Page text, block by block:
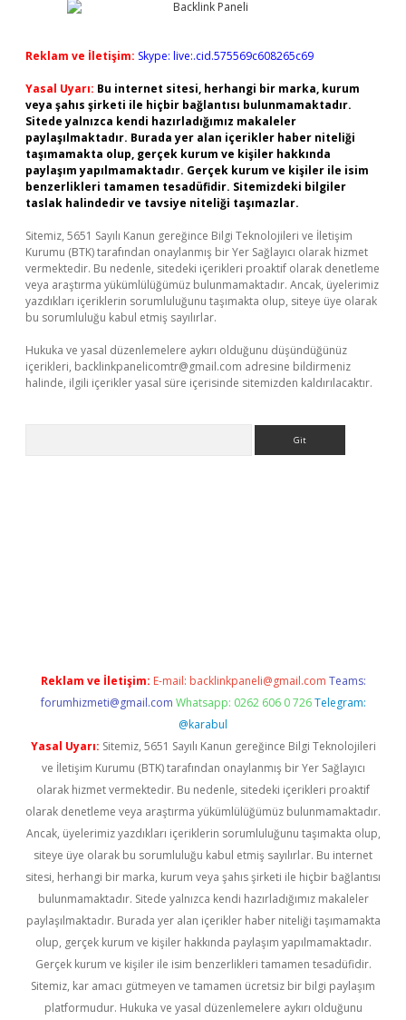
Reklam ve İletişim: Skype: live:.cid.575569c608265c69
Yasal Uyarı: Bu internet sitesi, herhangi bir marka, kurum
veya şahıs şirketi ile hiçbir bağlantısı bulunmamaktadır.
Sitede yalnızca kendi hazırladığımız makaleler
paylaşılmaktadır. Burada yer alan içerikler haber niteliği
taşımamakta olup, gerçek kurum ve kişiler hakkında
paylaşım yapılmamaktadır. Gerçek kurum ve kişiler ile isim
benzerlikleri tamamen tesadüfidir. Sitemizdeki bilgiler
taslak halindedir ve tavsiye niteliği taşımazlar.
Sitemiz, 5651 Sayılı Kanun gereğince Bilgi Teknolojileri ve İletişim
Kurumu (BTK) tarafından onaylanmış bir Yer Sağlayıcı olarak hizmet
vermektedir. Bu nedenle, sitedeki içerikleri proaktif olarak denetleme
veya araştırma yükümlülüğümüz bulunmamaktadır. Ancak, üyelerimiz
yazdıkları içeriklerin sorumluluğunu taşımakta olup, siteye üye olarak
bu sorumluluğu kabul etmiş sayılırlar.
Hukuka ve yasal düzenlemelere aykırı olduğunu düşündüğünüz
içerikleri, backlinkpanelicomtr@gmail.com adresine bildirmeniz
halinde, ilgili içerikler yasal süre içerisinde sitemizden kaldırılacaktır.
Reklam ve İletişim: E-mail: backlinkpaneli@gmail.com Teams:
forumhizmeti@gmail.com Whatsapp: 0262 606 0 726 Telegram:
@karabul
Yasal Uyarı: Sitemiz, 5651 Sayılı Kanun gereğince Bilgi Teknolojileri
ve İletişim Kurumu (BTK) tarafından onaylanmış bir Yer Sağlayıcı
olarak hizmet vermektedir. Bu nedenle, sitedeki içerikleri proaktif
olarak denetleme veya araştırma yükümlülüğümüz bulunmamaktadır.
Ancak, üyelerimiz yazdıkları içeriklerin sorumluluğunu taşımakta olup,
siteye üye olarak bu sorumluluğu kabul etmiş sayılırlar. Bu internet
sitesi, herhangi bir marka, kurum veya şahıs şirketi ile hiçbir bağlantısı
bulunmamaktadır. Sitede yalnızca kendi hazırladığımız makaleler
paylaşılmaktadır. Burada yer alan içerikler haber niteliği taşımamakta
olup, gerçek kurum ve kişiler hakkında paylaşım yapılmamaktadır.
Gerçek kurum ve kişiler ile isim benzerlikleri tamamen tesadüfidir.
Sitemiz, kar amacı gütmeyen ve tamamen ücretsiz bir bilgi paylaşım
platformudur. Hukuka ve yasal düzenlemelere aykırı olduğunu